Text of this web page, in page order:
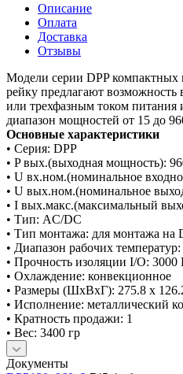
Описание
Оплата
Доставка
Отзывы
Модели серии DPP компактных
рейку предлагают
или трехфазным током
диапазон мощностей от 15 до
Основные характеристики
• Серия: DPP
• P вых.(выходная мощность):
• U вх.ном.(номинальное
• U вых.ном.(номинальное
• I вых.макс.(максимальный
• Тип: AC/DC
• Тип монтажа: для монтажа на
• Диапазон рабочих
• Прочность изоляции I/O:
• Охлаждение: конвекционное
• Размеры (ШxВxГ): 275.8 x
• Исполнение: металлический
• Кратность продажи: 1
• Вес: 3400 гр
Документы